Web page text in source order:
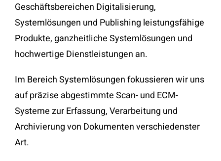
Geschäftsbereichen Digitalisierung,
Systemlösungen und Publishing leistungsfähige
Produkte, ganzheitliche Systemlösungen und
hochwertige Dienstleistungen an.
Im Bereich Systemlösungen fokussieren wir uns
auf präzise abgestimmte Scan- und ECM-
Systeme zur Erfassung, Verarbeitung und
Archivierung von Dokumenten verschiedenster
Art.